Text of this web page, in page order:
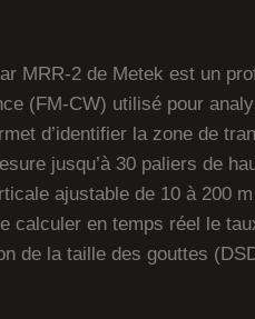
MRR-2 de Metek est un
(FM-CW) utilisé pour
d’identifier la zone de
jusqu’à 30 paliers de
ajustable de 10 à 200
calculer en temps réel le
de la taille des gouttes